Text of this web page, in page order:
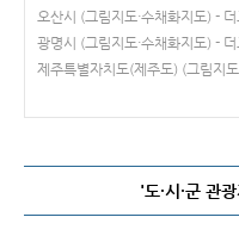
오산시 (그림지도·수채화지도) -
광명시 (그림지도·수채화지도) -
제주특별자치도(제주도) (그림지
'도·시·군 관